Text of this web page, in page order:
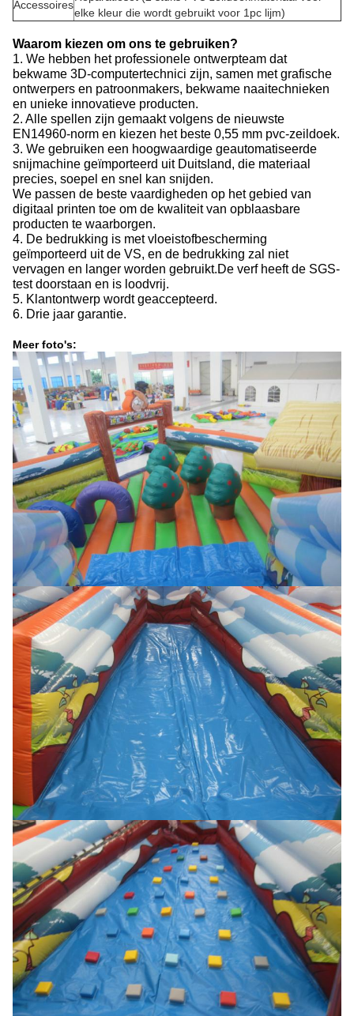
Accessoires
elke kleur die wordt gebruikt voor 1pc lijm)
Waarom kiezen om ons te gebruiken?
1. We hebben het professionele ontwerpteam dat
bekwame 3D-computertechnici zijn, samen met grafische
ontwerpers en patroonmakers, bekwame naaitechnieken
en unieke innovatieve producten.
2. Alle spellen zijn gemaakt volgens de nieuwste
EN14960-norm en kiezen het beste 0,55 mm pvc-zeildoek.
3. We gebruiken een hoogwaardige geautomatiseerde
snijmachine geïmporteerd uit Duitsland, die materiaal
precies, soepel en snel kan snijden.
We passen de beste vaardigheden op het gebied van
digitaal printen toe om de kwaliteit van opblaasbare
producten te waarborgen.
4. De bedrukking is met vloeistofbescherming
geïmporteerd uit de VS, en de bedrukking zal niet
vervagen en langer worden gebruikt.De verf heeft de SGS-
test doorstaan ​​en is loodvrij.
5. Klantontwerp wordt geaccepteerd.
6. Drie jaar garantie.
Meer foto's: